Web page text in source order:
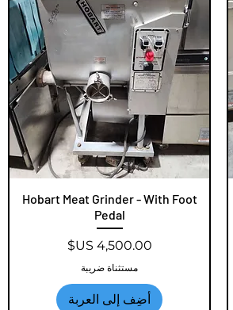
العرض السريع
Hobart Meat Grinder - With Foot
Pedal
السعر
مستثناة ضريبة
أضِف إلى العربة